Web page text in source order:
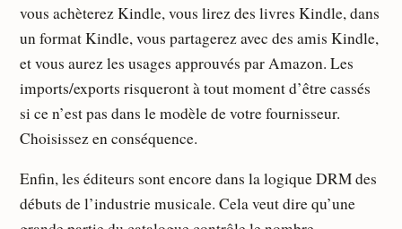
vous achèterez Kindle, vous lirez des livres Kindle, dans
un format Kindle, vous partagerez avec des amis Kindle,
et vous aurez les usages approuvés par Amazon. Les
imports/exports risqueront à tout moment d’être cassés
si ce n’est pas dans le modèle de votre fournisseur.
Choisissez en conséquence.
Enfin, les éditeurs sont encore dans la logique DRM des
débuts de l’industrie musicale. Cela veut dire qu’une